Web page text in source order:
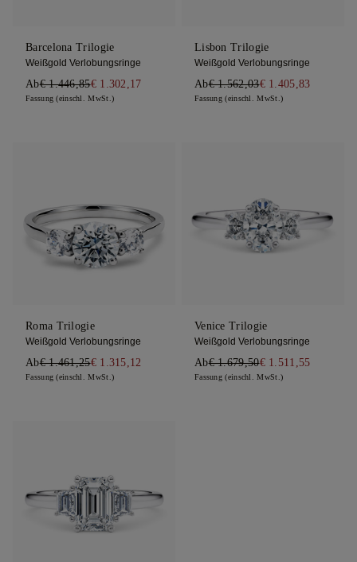
Barcelona Trilogie
Weißgold Verlobungsringe
Ab€ 1.446,85€ 1.302,17
Fassung (einschl. MwSt.)
Lisbon Trilogie
Weißgold Verlobungsringe
Ab€ 1.562,03€ 1.405,83
Fassung (einschl. MwSt.)
Roma Trilogie
Weißgold Verlobungsringe
Ab€ 1.461,25€ 1.315,12
Fassung (einschl. MwSt.)
Venice Trilogie
Weißgold Verlobungsringe
Ab€ 1.679,50€ 1.511,55
Fassung (einschl. MwSt.)